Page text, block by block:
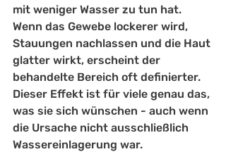
mit weniger Wasser zu tun hat.
Wenn das Gewebe lockerer wird,
Stauungen nachlassen und die Haut
glatter wirkt, erscheint der
behandelte Bereich oft definierter.
Dieser Effekt ist für viele genau das,
was sie sich wünschen - auch wenn
die Ursache nicht ausschließlich
Wassereinlagerung war.